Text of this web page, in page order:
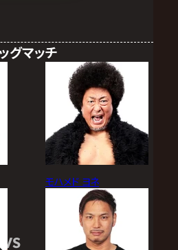
グマッチ
VS
モハメド ヨネ